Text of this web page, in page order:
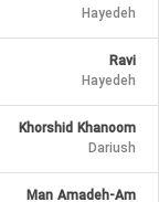
Hayedeh
Ravi
Hayedeh
Khorshid Khanoom
Dariush
Man Amadeh-Am